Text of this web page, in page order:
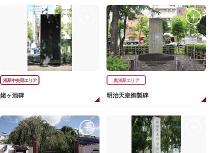
浅草中央部エリア
姥ヶ池碑
奥浅草エリア
明治天皇御製碑